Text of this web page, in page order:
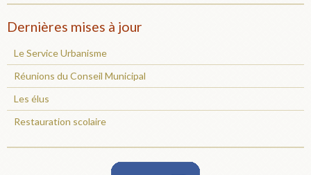
Dernières mises à jour
Le Service Urbanisme
Réunions du Conseil Municipal
Les élus
Restauration scolaire